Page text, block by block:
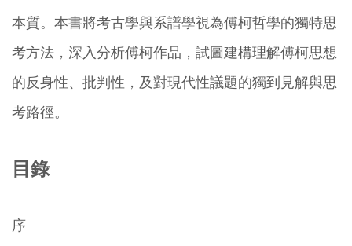
本質。本書將考古學與系譜學視為傅柯哲學的獨特思
考方法，深入分析傅柯作品，試圖建構理解傅柯思想
的反身性、批判性，及對現代性議題的獨到見解與思
考路徑。
目錄
序